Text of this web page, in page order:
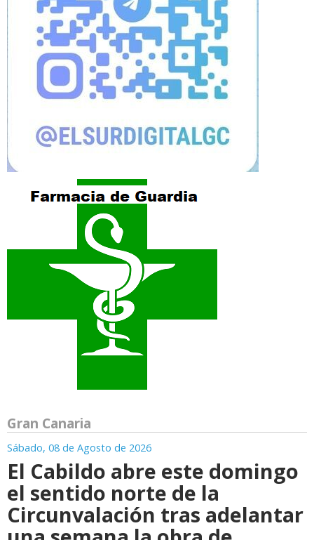
Gran Canaria
Sábado, 08 de Agosto de 2026
El Cabildo abre este domingo
el sentido norte de la
Circunvalación tras adelantar